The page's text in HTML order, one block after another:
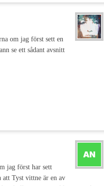
om jag först sett en
se ett sådant avsnitt
jag först har sett
att Tyst vittne är en av